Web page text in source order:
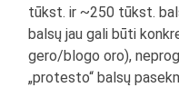
tūkst. ir ~250 tūkst.
balsų jau gali būti
gero/blogo oro),
„protesto“ balsų